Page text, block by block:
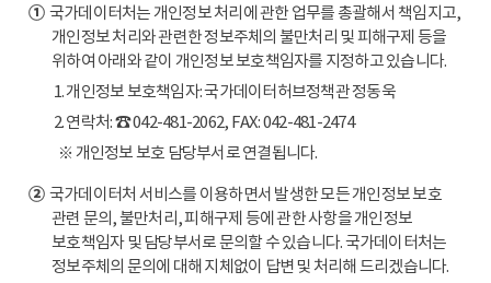
①국가데이터처는 개인정보 처리에 관한 업무를 총괄해서 책임지고,
개인정보 처리와 관련한 정보주체의 불만처리 및 피해구제 등을
위하여 아래와 같이 개인정보 보호책임자를 지정하고 있습니다.
1. 개인정보 보호책임자: 국가데이터허브정책관 정동욱
2. 연락처: ☎ 042-481-2062, FAX: 042-481-2474
※ 개인정보 보호 담당부서로 연결됩니다.
②국가데이터처 서비스를 이용하면서 발생한 모든 개인정보 보호
관련 문의, 불만처리, 피해구제 등에 관한 사항을 개인정보
보호책임자 및 담당부서로 문의할 수 있습니다. 국가데이터처는
정보주체의 문의에 대해 지체없이 답변 및 처리해 드리겠습니다.